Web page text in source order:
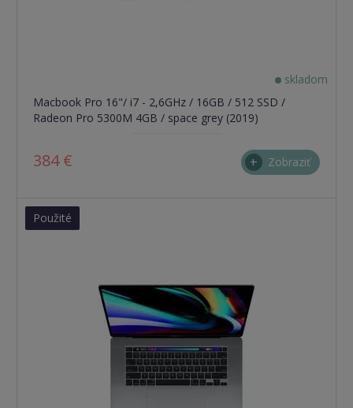
skladom
Macbook Pro 16"/ i7 - 2,6GHz / 16GB / 512 SSD /
Radeon Pro 5300M 4GB / space grey (2019)
384 € Zobraziť
Použité